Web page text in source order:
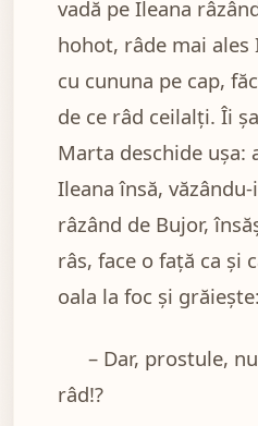
vadă pe Ileana
hohot, râde mai ales
cu cununa pe cap,
de ce râd ceilalți. Îi
Marta deschide ușa:
Ileana însă,
râzând de Bujor,
râs, face o față ca și
oala la foc și grăiește:
– Dar, prostule,
râd!?